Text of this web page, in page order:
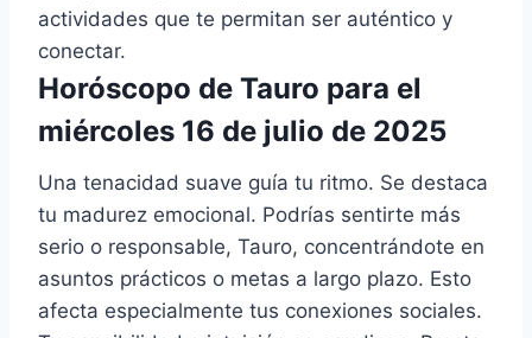
actividades que te permitan ser auténtico y
conectar.
Horóscopo de Tauro para el
miércoles 16 de julio de 2025
Una tenacidad suave guía tu ritmo. Se destaca
tu madurez emocional. Podrías sentirte más
serio o responsable, Tauro, concentrándote en
asuntos prácticos o metas a largo plazo. Esto
afecta especialmente tus conexiones sociales.